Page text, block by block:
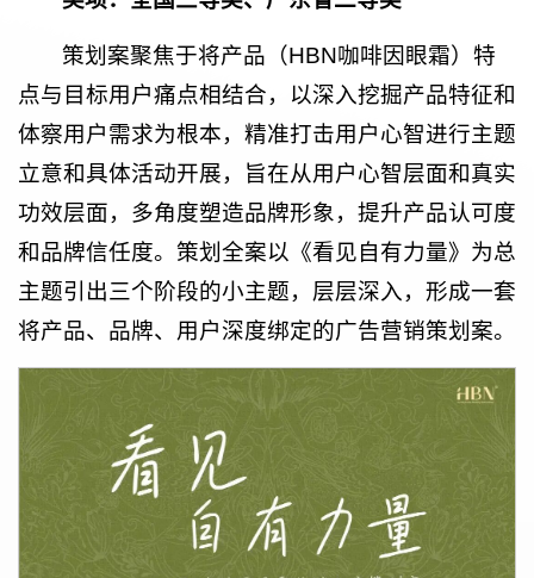
策划案聚焦于将产品（HBN咖啡因眼霜）特
点与目标用户痛点相结合，以深入挖掘产品特征和
体察用户需求为根本，精准打击用户心智进行主题
立意和具体活动开展，旨在从用户心智层面和真实
功效层面，多角度塑造品牌形象，提升产品认可度
和品牌信任度。策划全案以《看见自有力量》为总
主题引出三个阶段的小主题，层层深入，形成一套
将产品、品牌、用户深度绑定的广告营销策划案。